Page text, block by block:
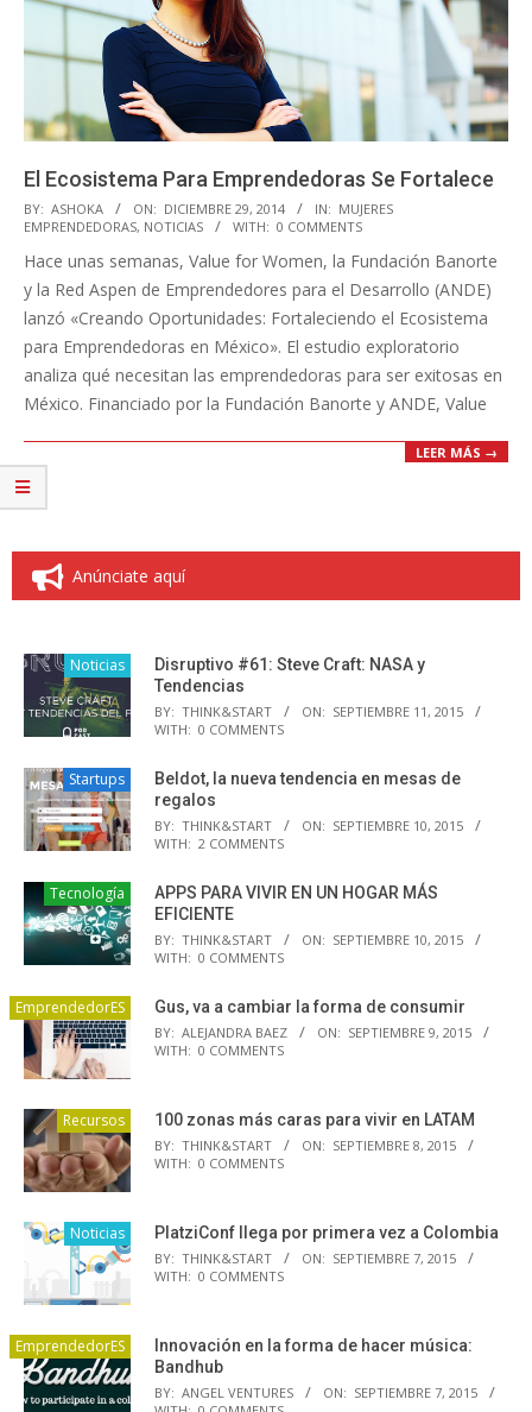
El Ecosistema Para Emprendedoras Se Fortalece
2014-
12-
29
BY: ASHOKA ON: DICIEMBRE 29, 2014 IN: MUJERES
EMPRENDEDORAS, NOTICIAS WITH: 0 COMMENTS
Hace unas semanas, Value for Women, la Fundación Banorte
y la Red Aspen de Emprendedores para el Desarrollo (ANDE)
lanzó «Creando Oportunidades: Fortaleciendo el Ecosistema
para Emprendedoras en México». El estudio exploratorio
analiza qué necesitan las emprendedoras para ser exitosas en
México. Financiado por la Fundación Banorte y ANDE, Value
LEER MÁS →
Anúnciate aquí
Noticias
Disruptivo #61: Steve Craft: NASA y
Tendencias
BY: THINK&START ON: SEPTIEMBRE 11, 2015
WITH: 0 COMMENTS
Startups
Beldot, la nueva tendencia en mesas de
regalos
BY: THINK&START ON: SEPTIEMBRE 10, 2015
WITH: 2 COMMENTS
Tecnología
APPS PARA VIVIR EN UN HOGAR MÁS
EFICIENTE
BY: THINK&START ON: SEPTIEMBRE 10, 2015
WITH: 0 COMMENTS
EmprendedorES Gus, va a cambiar la forma de consumir
BY: ALEJANDRA BAEZ ON: SEPTIEMBRE 9, 2015
WITH: 0 COMMENTS
Recursos 100 zonas más caras para vivir en LATAM
BY: THINK&START ON: SEPTIEMBRE 8, 2015
WITH: 0 COMMENTS
Noticias PlatziConf llega por primera vez a Colombia
BY: THINK&START ON: SEPTIEMBRE 7, 2015
WITH: 0 COMMENTS
EmprendedorES
Innovación en la forma de hacer música:
Bandhub
BY: ANGEL VENTURES ON: SEPTIEMBRE 7, 2015